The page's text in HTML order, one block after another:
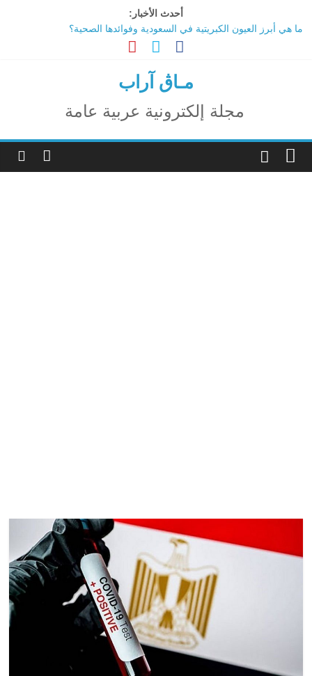
أحدث الأخبار:
ما هي أبرز العيون الكبريتية في السعودية وفوائدها الصحية؟
تاثير تقنية الميتافيرس على المجتمع
اكتشاف مدينة ضخمة تحت أهرامات الجيزة.. حقيقة أم خيال؟
ترامب: تقدم deepSeek الصينية في الذكاء الاصطناعي جرس إنذار
مـاڨ آراب
مجلة إلكترونية عربية عامة